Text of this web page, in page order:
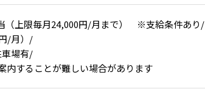
（上限毎月24,000円/月まで） ※支給条件あり/
/月）/
車場有/
内することが難しい場合があります